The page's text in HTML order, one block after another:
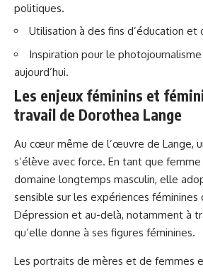
politiques.
Utilisation à des fins d’éducation et
Inspiration pour le
aujourd’hui.
Les enjeux féminins et
travail de Dorothea Lange
Au cœur même de l’œuvre de Lange,
s’élève avec force. En tant que
domaine longtemps masculin, elle
sensible sur les expériences féminines
Dépression et au-delà, notamment à
qu’elle donne à ses figures féminines.
Les portraits de mères et de femmes